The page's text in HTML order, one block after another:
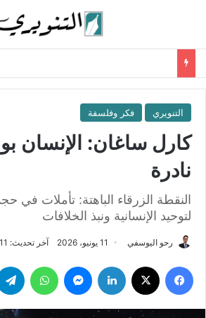
التنويري فكر وفلسفة
كارل ساغان: الإنسان
نادرة
النقطة الزرقاء الباهتة: تأملات في
لتوحيد الإنسانية ونبذ الخلافات
رحو اليوسفي 11 يونيو، 2026 آخر تحديث: 11 يونيو، 2026
فيسبوك لينكدإن ماسنجر واتساب